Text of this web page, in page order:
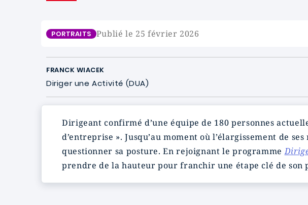
PORTRAITS Publié le 25 février 2026
FRANCK WIACEK
Diriger une Activité (DUA)
Dirigeant confirmé d’une équipe de 180 personnes
d’entreprise ». Jusqu’au moment où l’élargissement de
questionner sa posture. En rejoignant le programme
prendre de la hauteur pour franchir une étape clé de son